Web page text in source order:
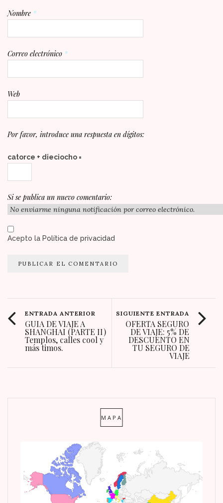
Nombre *
Correo electrónico *
Web
Por favor, introduce una respuesta en dígitos:
catorce + dieciocho =
Si se publica un nuevo comentario:
Acepto la Política de privacidad
ENTRADA ANTERIOR
GUIA DE VIAJE A
SHANGHAI (PARTE II)
Templos, calles cool y
más timos.
SIGUIENTE ENTRADA
OFERTA SEGURO
DE VIAJE: 5% DE
DESCUENTO EN
TU SEGURO DE
VIAJE
MAPA